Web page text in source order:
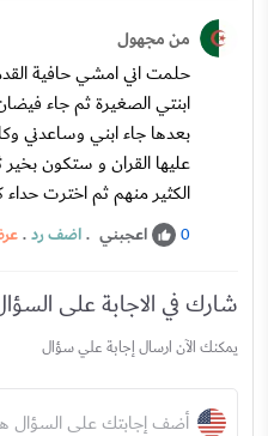
من مجهول
حلمت اني امشي حافية
ابنتي الصغيرة ثم جاء
بعدها جاء ابني وساعدني
عليها القران و ستكون
الكثير منهم ثم اخترت
0 اعجبني .اضف رد.
شارك في الاجابة على
يمكنك الآن ارسال إجابة علي سؤال
أضف إجابتك على السؤال